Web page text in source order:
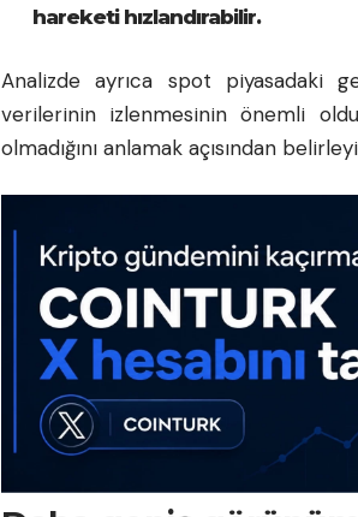
hareketi hızlandırabilir.
Analizde ayrıca spot piyasadaki
verilerinin izlenmesinin önemli
olmadığını anlamak açısından